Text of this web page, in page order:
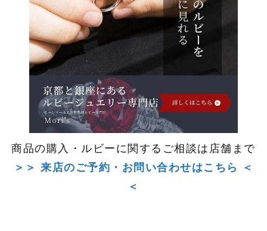
商品の購入・ルビーに関するご相談は店舗まで
＞＞ 来店のご予約・お問い合わせはこちら ＜
＜